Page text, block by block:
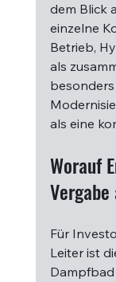
dem Blick
einzelne
Betrieb,
als
als eine
Worauf
Für
Leiter ist
Dampfbad